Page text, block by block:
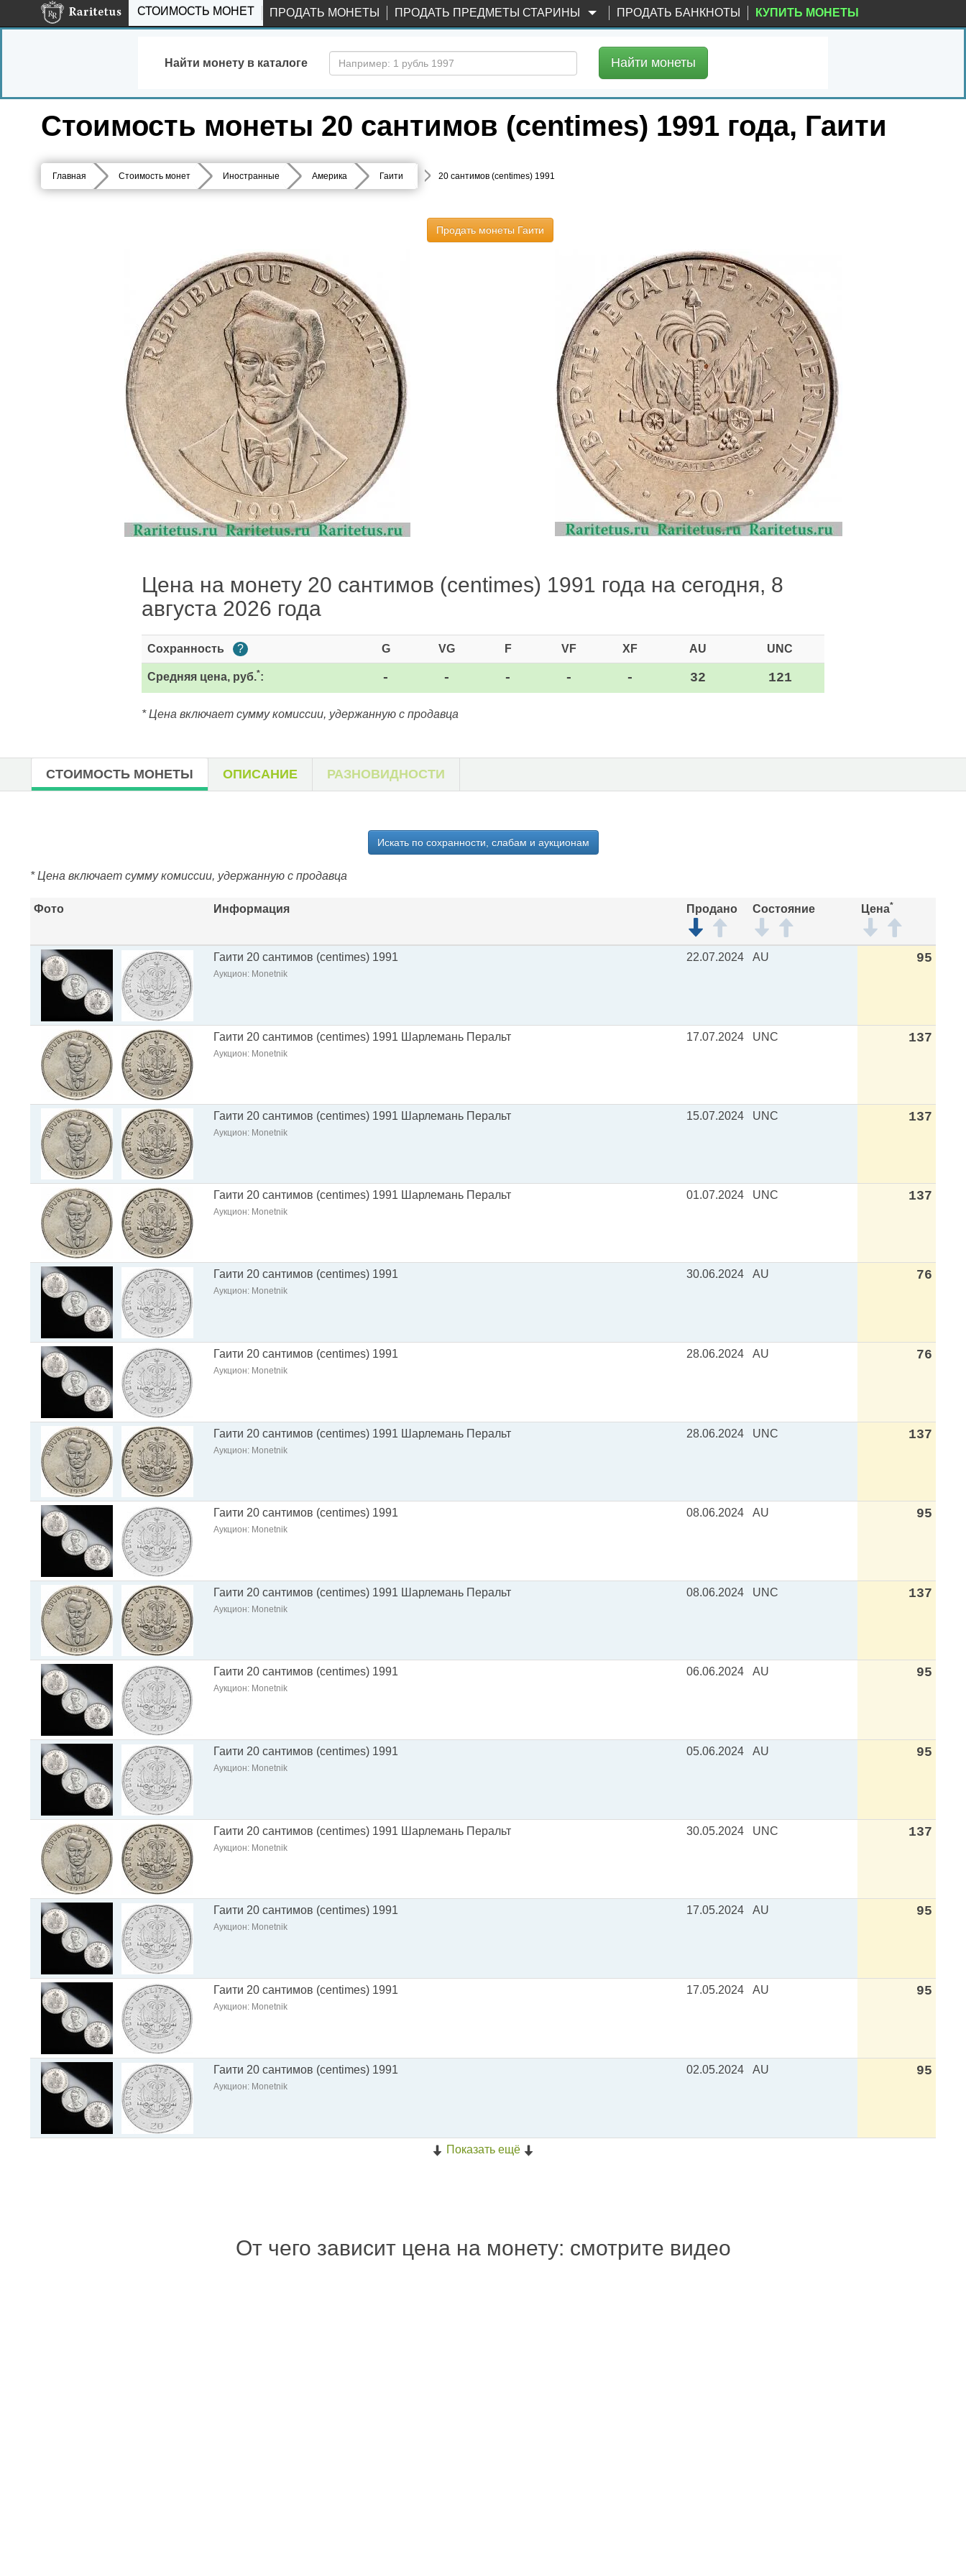
СТОИМОСТЬ МОНЕТ ПРОДАТЬ МОНЕТЫ ПРОДАТЬ ПРЕДМЕТЫ СТАРИНЫ ПРОДАТЬ БАНКНОТЫ КУПИТЬ МОНЕТЫ
Найти монету в каталоге Найти монеты
Стоимость монеты 20 сантимов (centimes) 1991 года, Гаити
Главная Стоимость монет Иностранные Америка Гаити 20 сантимов (centimes) 1991
Продать монеты Гаити
Цена на монету 20 сантимов (centimes) 1991 года на сегодня, 8
августа 2026 года
Сохранность ? G VG F VF XF AU UNC
Средняя цена, руб.*: - - - - - 32 121
* Цена включает сумму комиссии, удержанную с продавца
СТОИМОСТЬ МОНЕТЫ ОПИСАНИЕ РАЗНОВИДНОСТИ
Искать по сохранности, слабам и аукционам
* Цена включает сумму комиссии, удержанную с продавца
Фото Информация Продано Состояние Цена*
Гаити 20 сантимов (centimes) 1991
Аукцион: Monetnik
22.07.2024 AU 95
Гаити 20 сантимов (centimes) 1991 Шарлемань Перальт
Аукцион: Monetnik
17.07.2024 UNC 137
Гаити 20 сантимов (centimes) 1991 Шарлемань Перальт
Аукцион: Monetnik
15.07.2024 UNC 137
Гаити 20 сантимов (centimes) 1991 Шарлемань Перальт
Аукцион: Monetnik
01.07.2024 UNC 137
Гаити 20 сантимов (centimes) 1991
Аукцион: Monetnik
30.06.2024 AU 76
Гаити 20 сантимов (centimes) 1991
Аукцион: Monetnik
28.06.2024 AU 76
Гаити 20 сантимов (centimes) 1991 Шарлемань Перальт
Аукцион: Monetnik
28.06.2024 UNC 137
Гаити 20 сантимов (centimes) 1991
Аукцион: Monetnik
08.06.2024 AU 95
Гаити 20 сантимов (centimes) 1991 Шарлемань Перальт
Аукцион: Monetnik
08.06.2024 UNC 137
Гаити 20 сантимов (centimes) 1991
Аукцион: Monetnik
06.06.2024 AU 95
Гаити 20 сантимов (centimes) 1991
Аукцион: Monetnik
05.06.2024 AU 95
Гаити 20 сантимов (centimes) 1991 Шарлемань Перальт
Аукцион: Monetnik
30.05.2024 UNC 137
Гаити 20 сантимов (centimes) 1991
Аукцион: Monetnik
17.05.2024 AU 95
Гаити 20 сантимов (centimes) 1991
Аукцион: Monetnik
17.05.2024 AU 95
Гаити 20 сантимов (centimes) 1991
Аукцион: Monetnik
02.05.2024 AU 95
Показать ещё
От чего зависит цена на монету: смотрите видео